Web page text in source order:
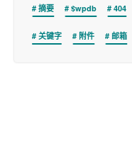
摘要 $wpdb 404
关键字 附件 邮箱